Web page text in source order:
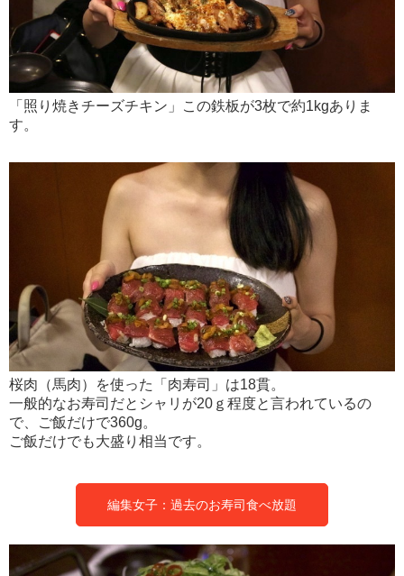
「照り焼きチーズチキン」この鉄板が3枚で約1kgありま
す。
桜肉（馬肉）を使った「肉寿司」は18貫。
一般的なお寿司だとシャリが20ｇ程度と言われているの
で、ご飯だけで360g。
ご飯だけでも大盛り相当です。
編集女子：過去のお寿司食べ放題